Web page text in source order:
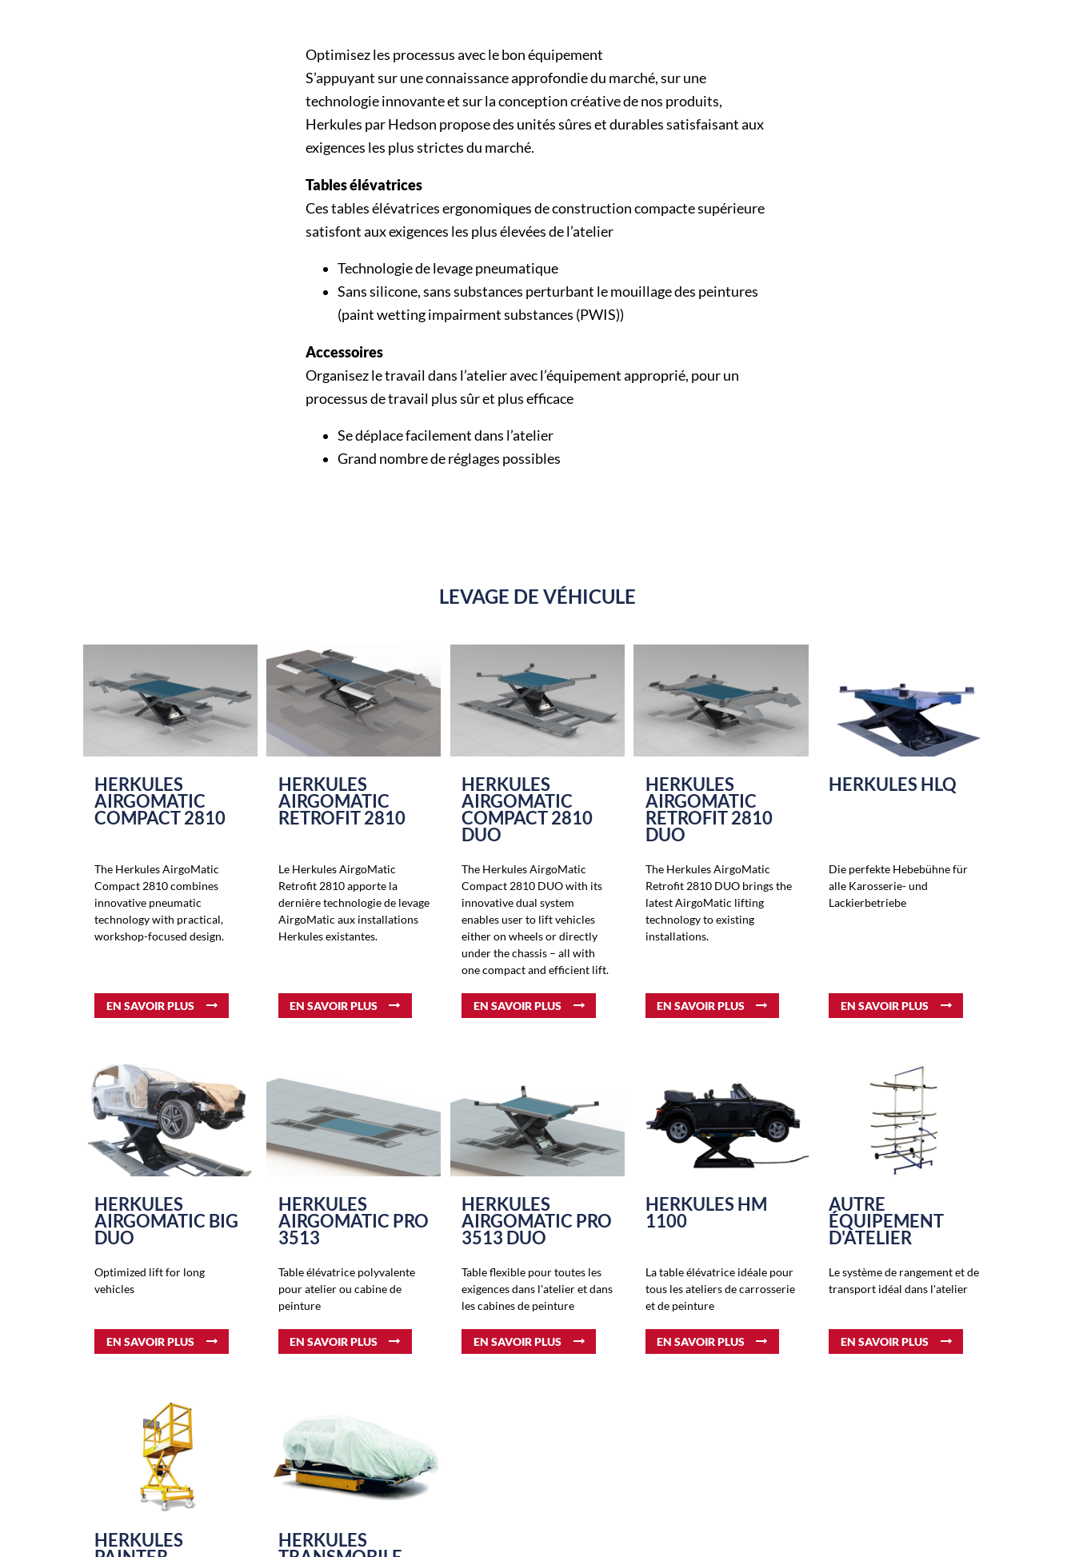
Optimisez les processus avec le bon équipement
S’appuyant sur une connaissance approfondie du marché, sur une
technologie innovante et sur la conception créative de nos produits,
Herkules par Hedson propose des unités sûres et durables satisfaisant aux
exigences les plus strictes du marché.
Tables élévatrices
Ces tables élévatrices ergonomiques de construction compacte supérieure
satisfont aux exigences les plus élevées de l’atelier
Technologie de levage pneumatique
Sans silicone, sans substances perturbant le mouillage des peintures
(paint wetting impairment substances (PWIS))
Accessoires
Organisez le travail dans l’atelier avec l’équipement approprié, pour un
processus de travail plus sûr et plus efficace
Se déplace facilement dans l’atelier
Grand nombre de réglages possibles
LEVAGE DE VÉHICULE
HERKULES
AIRGOMATIC
COMPACT 2810
The Herkules AirgoMatic
Compact 2810 combines
innovative pneumatic
technology with practical,
workshop-focused design.
EN SAVOIR PLUS
HERKULES
AIRGOMATIC
RETROFIT 2810
Le Herkules AirgoMatic
Retrofit 2810 apporte la
dernière technologie de levage
AirgoMatic aux installations
Herkules existantes.
EN SAVOIR PLUS
HERKULES
AIRGOMATIC
COMPACT 2810
DUO
The Herkules AirgoMatic
Compact 2810 DUO with its
innovative dual system
enables user to lift vehicles
either on wheels or directly
under the chassis – all with
one compact and efficient lift.
EN SAVOIR PLUS
HERKULES
AIRGOMATIC
RETROFIT 2810
DUO
The Herkules AirgoMatic
Retrofit 2810 DUO brings the
latest AirgoMatic lifting
technology to existing
installations.
EN SAVOIR PLUS
HERKULES HLQ
Die perfekte Hebebühne für
alle Karosserie- und
Lackierbetriebe
EN SAVOIR PLUS
HERKULES
AIRGOMATIC BIG
DUO
Optimized lift for long
vehicles
EN SAVOIR PLUS
HERKULES
AIRGOMATIC PRO
3513
Table élévatrice polyvalente
pour atelier ou cabine de
peinture
EN SAVOIR PLUS
HERKULES
AIRGOMATIC PRO
3513 DUO
Table flexible pour toutes les
exigences dans l'atelier et dans
les cabines de peinture
EN SAVOIR PLUS
HERKULES HM
1100
La table élévatrice idéale pour
tous les ateliers de carrosserie
et de peinture
EN SAVOIR PLUS
AUTRE
ÉQUIPEMENT
D'ATELIER
Le système de rangement et de
transport idéal dans l'atelier
EN SAVOIR PLUS
HERKULES
HERKULES